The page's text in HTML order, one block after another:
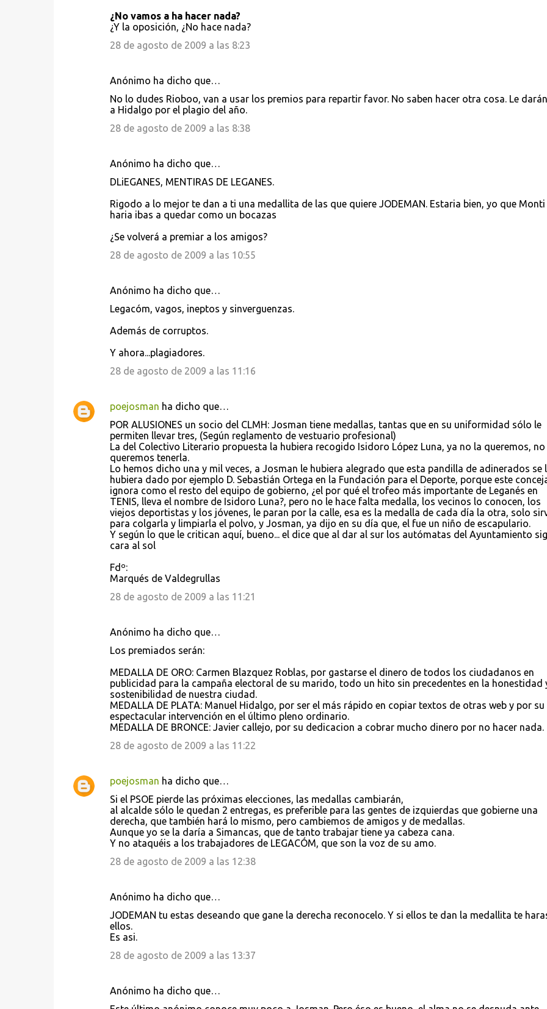
¿No vamos a ha hacer nada?
¿Y la oposición, ¿No hace nada?
28 de agosto de 2009 a las 8:23
Anónimo ha dicho que…
No lo dudes Rioboo, van a usar los premios para repartir favor. No saben hacer otra cosa. Le
a Hidalgo por el plagio del año.
28 de agosto de 2009 a las 8:38
Anónimo ha dicho que…
DLiEGANES, MENTIRAS DE LEGANES.
Rigodo a lo mejor te dan a ti una medallita de las que quiere JODEMAN. Estaria bien, yo que
haria ibas a quedar como un bocazas
¿Se volverá a premiar a los amigos?
28 de agosto de 2009 a las 10:55
Anónimo ha dicho que…
Legacóm, vagos, ineptos y sinverguenzas.
Además de corruptos.
Y ahora...plagiadores.
28 de agosto de 2009 a las 11:16
poejosman ha dicho que…
POR ALUSIONES un socio del CLMH: Josman tiene medallas, tantas que en su uniformidad sólo le
permiten llevar tres, (Según reglamento de vestuario profesional)
La del Colectivo Literario propuesta la hubiera recogido Isidoro López Luna, ya no la queremos, no
queremos tenerla.
Lo hemos dicho una y mil veces, a Josman le hubiera alegrado que esta pandilla de adinerados se
hubiera dado por ejemplo D. Sebastián Ortega en la Fundación para el Deporte, porque este
ignora como el resto del equipo de gobierno, ¿el por qué el trofeo más importante de Leganés en
TENIS, lleva el nombre de Isidoro Luna?, pero no le hace falta medalla, los vecinos lo conocen, los
viejos deportistas y los jóvenes, le paran por la calle, esa es la medalla de cada día la otra, solo
para colgarla y limpiarla el polvo, y Josman, ya dijo en su día que, el fue un niño de escapulario.
Y según lo que le critican aquí, bueno... el dice que al dar al sur los autómatas del Ayuntamiento
cara al sol
Fdº:
Marqués de Valdegrullas
28 de agosto de 2009 a las 11:21
Anónimo ha dicho que…
Los premiados serán:
MEDALLA DE ORO: Carmen Blazquez Roblas, por gastarse el dinero de todos los ciudadanos en
publicidad para la campaña electoral de su marido, todo un hito sin precedentes en la honestidad
sostenibilidad de nuestra ciudad.
MEDALLA DE PLATA: Manuel Hidalgo, por ser el más rápido en copiar textos de otras web y por su
espectacular intervención en el último pleno ordinario.
MEDALLA DE BRONCE: Javier callejo, por su dedicacion a cobrar mucho dinero por no hacer nada.
28 de agosto de 2009 a las 11:22
poejosman ha dicho que…
Si el PSOE pierde las próximas elecciones, las medallas cambiarán,
al alcalde sólo le quedan 2 entregas, es preferible para las gentes de izquierdas que gobierne una
derecha, que también hará lo mismo, pero cambiemos de amigos y de medallas.
Aunque yo se la daría a Simancas, que de tanto trabajar tiene ya cabeza cana.
Y no ataquéis a los trabajadores de LEGACÓM, que son la voz de su amo.
28 de agosto de 2009 a las 12:38
Anónimo ha dicho que…
JODEMAN tu estas deseando que gane la derecha reconocelo. Y si ellos te dan la medallita te
ellos.
Es asi.
28 de agosto de 2009 a las 13:37
Anónimo ha dicho que…